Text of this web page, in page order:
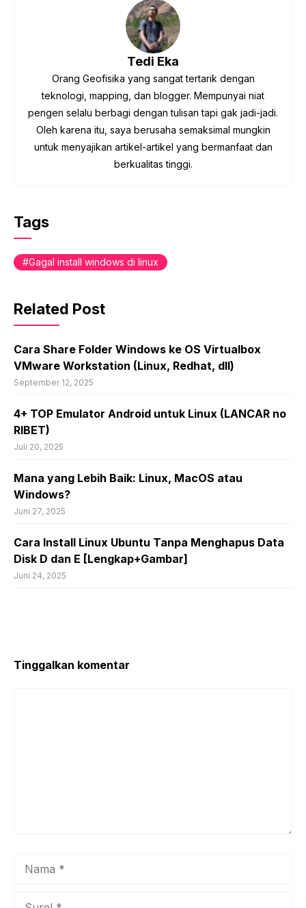
Tedi Eka
Orang Geofisika yang sangat tertarik dengan
teknologi, mapping, dan blogger. Mempunyai niat
pengen selalu berbagi dengan tulisan tapi gak jadi-jadi.
Oleh karena itu, saya berusaha semaksimal mungkin
untuk menyajikan artikel-artikel yang bermanfaat dan
berkualitas tinggi.
Tags
Gagal install windows di linux
Related Post
Cara Share Folder Windows ke OS Virtualbox
VMware Workstation (Linux, Redhat, dll)
September 12, 2025
4+ TOP Emulator Android untuk Linux (LANCAR no
RIBET)
Juli 20, 2025
Mana yang Lebih Baik: Linux, MacOS atau
Windows?
Juni 27, 2025
Cara Install Linux Ubuntu Tanpa Menghapus Data
Disk D dan E [Lengkap+Gambar]
Juni 24, 2025
Tinggalkan komentar